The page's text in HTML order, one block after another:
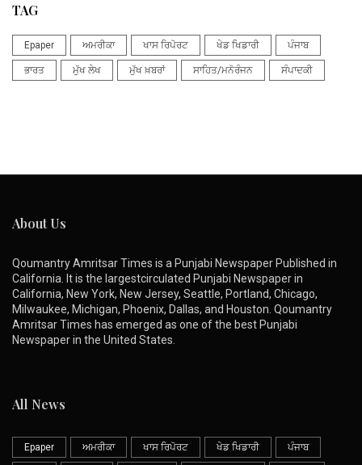
TAG
Epaper ਅਮਰੀਕਾ ਖਾਸ ਰਿਪੋਰਟ ਖੇਡ ਖਿਡਾਰੀ ਪੰਜਾਬ
ਭਾਰਤ ਮੁੱਖ ਲੇਖ ਮੁੱਖ ਖ਼ਬਰਾਂ ਸਾਹਿਤ/ਮਨੋਰੰਜਨ ਸੰਪਾਦਕੀ
About Us
Qoumantry Amritsar Times is a Punjabi Newspaper Published in
California. It is the largestcirculated Punjabi Newspaper in
California, New York, New Jersey, Seattle, Portland, Chicago,
Milwaukee, Michigan, Phoenix, Dallas, and Houston. Qoumantry
Amritsar Times has emerged as one of the best Punjabi
Newspaper in the United States.
All News
Epaper ਅਮਰੀਕਾ ਖਾਸ ਰਿਪੋਰਟ ਖੇਡ ਖਿਡਾਰੀ ਪੰਜਾਬ